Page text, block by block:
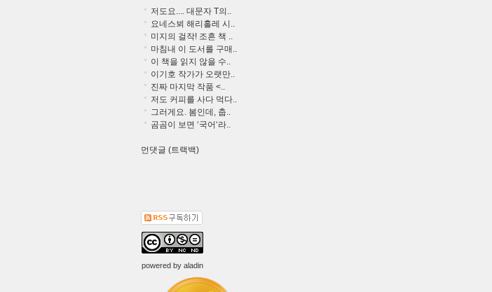
저도요.... 대문자 T의..
요네스뵈 해리홀레 시..
미지의 걸작! 조흔 책 ..
마침내 이 도서를 구매..
이 책을 읽지 않을 수..
이기호 작가가 오랫만..
진짜 마지막 작품 <..
저도 커피를 사다 먹다..
그러게요. 봄인데, 춥..
곰곰이 보면 ‘국어‘라..
먼댓글 (트랙백)
powered by aladin